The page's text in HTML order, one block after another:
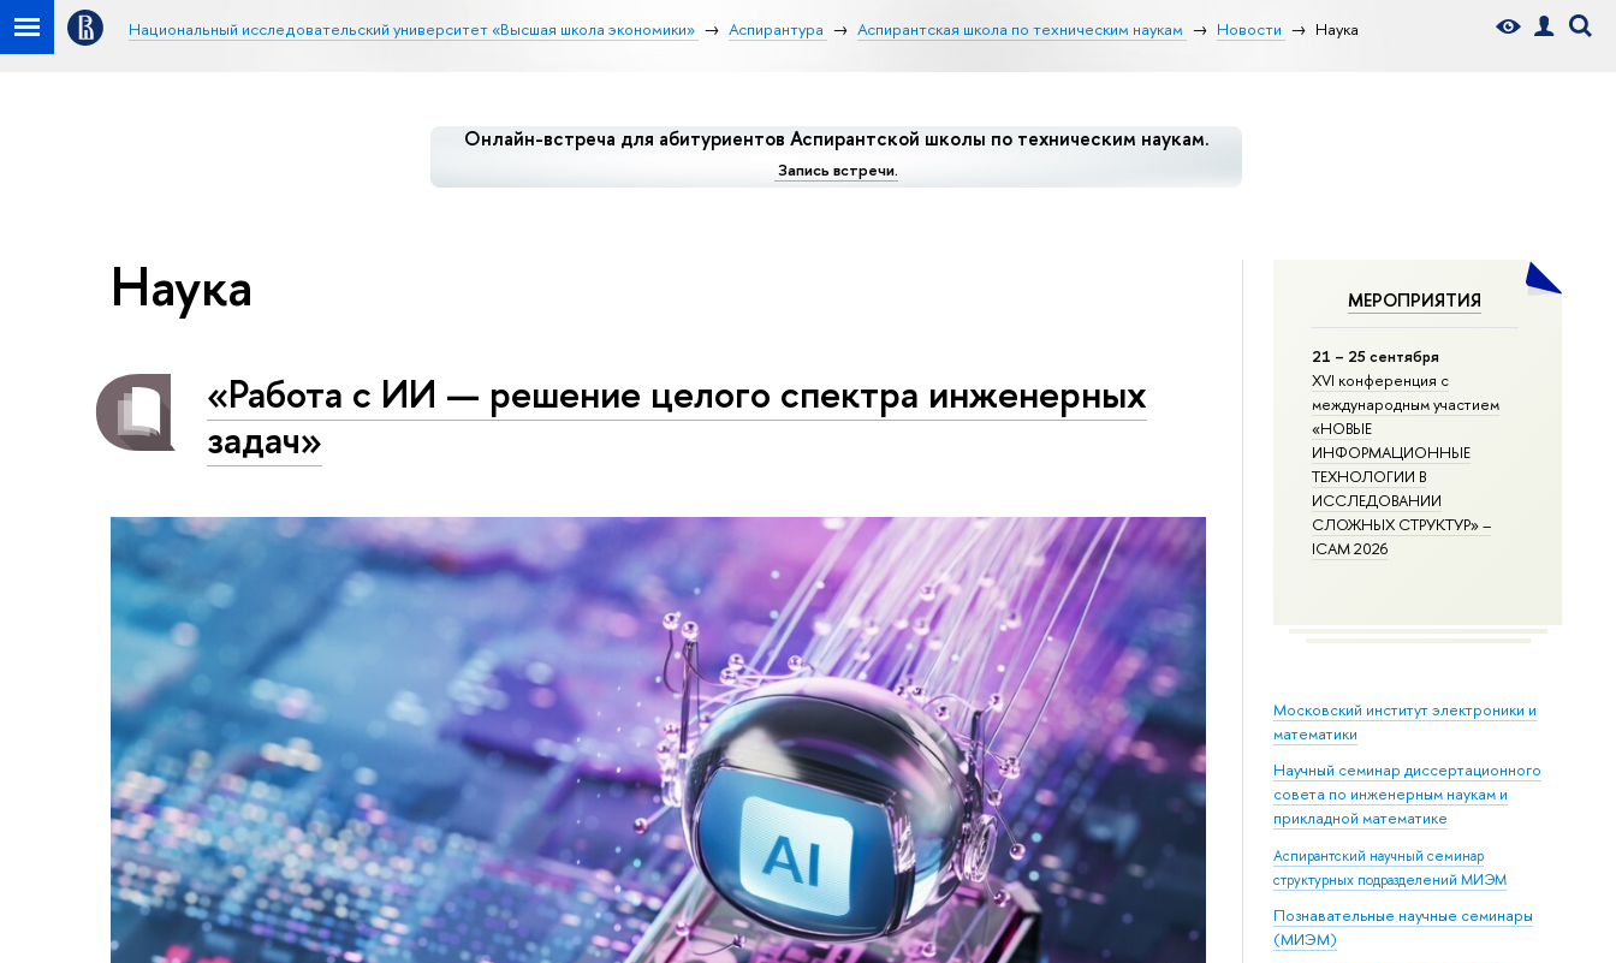
Национальный исследовательский университет «Высшая школа экономики» Аспирантура Аспирантская школа по техническим наукам Новости Наука
Онлайн-встреча для абитуриентов Аспирантской школы по техническим наукам.
Запись встречи.
МЕРОПРИЯТИЯ
21 – 25 сентября
XVI конференция с
международным участием
«НОВЫЕ
ИНФОРМАЦИОННЫЕ
ТЕХНОЛОГИИ В
ИССЛЕДОВАНИИ
СЛОЖНЫХ СТРУКТУР» –
ICAM 2026
Московский институт электроники и
математики
Научный семинар диссертационного
совета по инженерным наукам и
прикладной математике
Аспирантский научный семинар
структурных подразделений МИЭМ
Познавательные научные семинары
(МИЭМ)
Наука
«Работа с ИИ — решение целого спектра инженерных
задач»